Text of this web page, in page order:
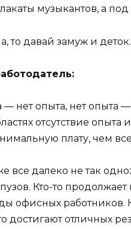
музыкантов, а
то давай замуж и
нет опыта, нет опыта —
отсутствие
плату, чем
все далеко не так
Кто-то
офисных
достигают отличных